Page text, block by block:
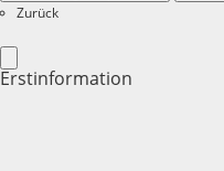
Zurück
Erstinformation